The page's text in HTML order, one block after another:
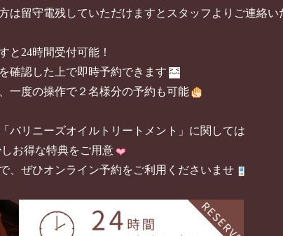
は留守電残していただけますとスタッフよりご連絡い
と24時間受付可能！
確認した上で即時予約できます
一度の操作で２名様分の予約も可能
バリニーズオイルトリートメント」に関しては
お得な特典をご用意
、ぜひオンライン予約をご利用くださいませ